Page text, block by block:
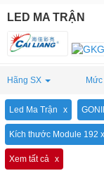
LED MA TRẬN
Hãng SX
Led Ma Trận
Kích thước Module 192
Xem tất cả